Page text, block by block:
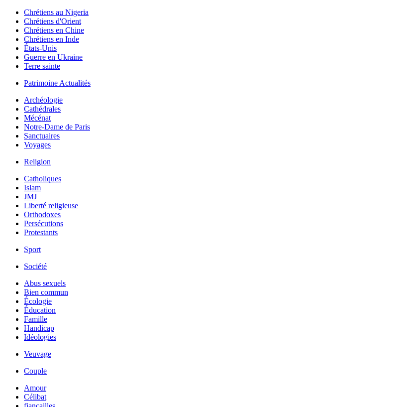
Chrétiens au Nigeria
Chrétiens d'Orient
Chrétiens en Chine
Chrétiens en Inde
États-Unis
Guerre en Ukraine
Terre sainte
Patrimoine Actualités
Archéologie
Cathédrales
Mécénat
Notre-Dame de Paris
Sanctuaires
Voyages
Religion
Catholiques
Islam
JMJ
Liberté religieuse
Orthodoxes
Persécutions
Protestants
Sport
Société
Abus sexuels
Bien commun
Écologie
Éducation
Famille
Handicap
Idéologies
Veuvage
Couple
Amour
Célibat